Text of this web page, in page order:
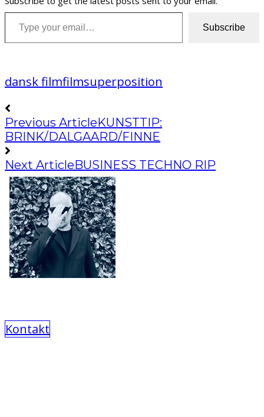
Type your email…
Subscribe
dansk filmfilmsuperposition
Previous ArticleKUNSTTIP:
BRINK/DALGAARD/FINNE
Next ArticleBUSINESS TECHNO RIP
Kontakt